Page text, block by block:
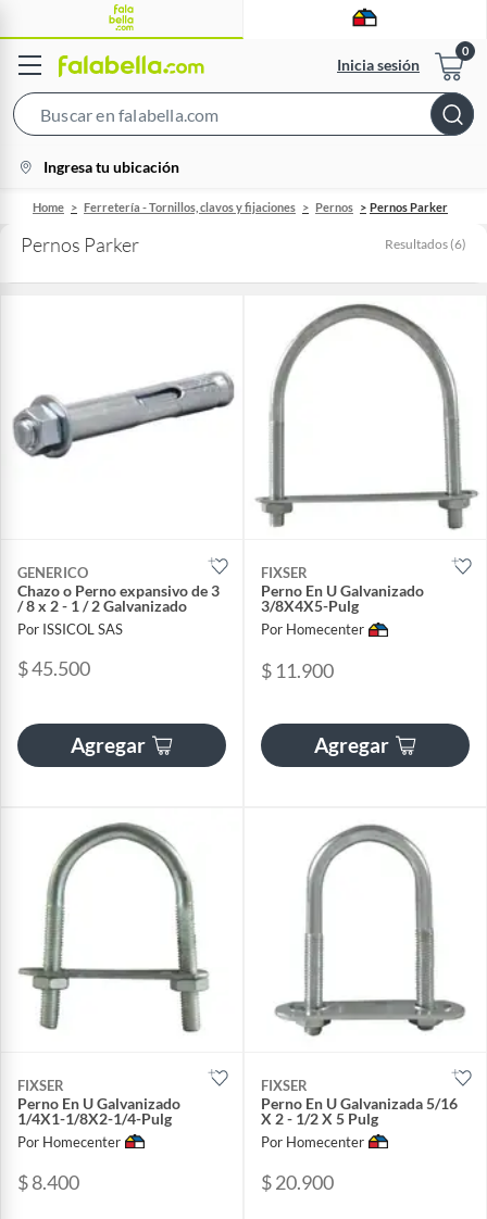
Inicia sesión
Bar
location-
icon
Ingresa tu ubicación
Home Ferretería - Tornillos, clavos y fijaciones Pernos Pernos Parker
Pernos Parker Resultados (6)
GENERICO
Chazo o Perno expansivo de 3
/ 8 x 2 - 1 / 2 Galvanizado
Por ISSICOL SAS
$ 45.500
Agregar
FIXSER
Perno En U Galvanizado
3/8X4X5-Pulg
Por Homecenter
$ 11.900
Agregar
FIXSER
Perno En U Galvanizado
1/4X1-1/8X2-1/4-Pulg
Por Homecenter
$ 8.400
FIXSER
Perno En U Galvanizada 5/16
X 2 - 1/2 X 5 Pulg
Por Homecenter
$ 20.900